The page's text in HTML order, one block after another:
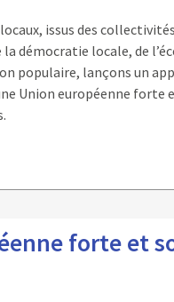
issus des
la démocratie locale, de
populaire, lançons un
Union européenne forte
forte et